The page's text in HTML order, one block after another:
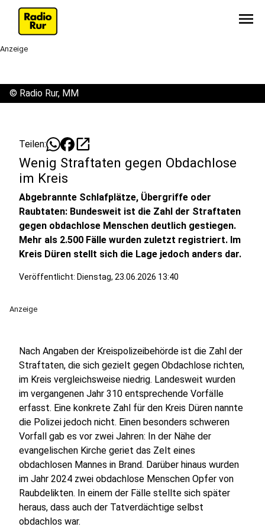
menu
Anzeige
© Radio Rur, MM
Teilen: open_in_new
Wenig Straftaten gegen Obdachlose
im Kreis
Abgebrannte Schlafplätze, Übergriffe oder
Raubtaten: Bundesweit ist die Zahl der Straftaten
gegen obdachlose Menschen deutlich gestiegen.
Mehr als 2.500 Fälle wurden zuletzt registriert. Im
Kreis Düren stellt sich die Lage jedoch anders dar.
Veröffentlicht: Dienstag, 23.06.2026 13:40
Anzeige
Nach Angaben der Kreispolizeibehörde ist die Zahl der
Straftaten, die sich gezielt gegen Obdachlose richten,
im Kreis vergleichsweise niedrig. Landesweit wurden
im vergangenen Jahr 310 entsprechende Vorfälle
erfasst. Eine konkrete Zahl für den Kreis Düren nannte
die Polizei jedoch nicht. Einen besonders schweren
Vorfall gab es vor zwei Jahren: In der Nähe der
evangelischen Kirche geriet das Zelt eines
obdachlosen Mannes in Brand. Darüber hinaus wurden
im Jahr 2024 zwei obdachlose Menschen Opfer von
Raubdelikten. In einem der Fälle stellte sich später
heraus, dass auch der Tatverdächtige selbst
obdachlos war.